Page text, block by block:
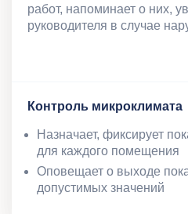
работ, напоминает о них,
руководителя в случае
Контроль микроклимата
Назначает, фиксирует
для каждого помещения
Оповещает о выходе
допустимых значений